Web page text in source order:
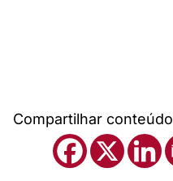
Compartilhar conteúdo